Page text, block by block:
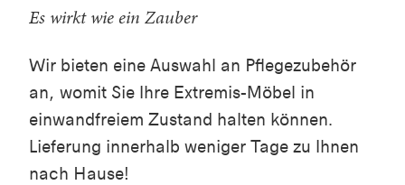
Es wirkt wie ein Zauber
Wir bieten eine Auswahl an Pflegezubehör
an, womit Sie Ihre Extremis-Möbel in
einwandfreiem Zustand halten können.
Lieferung innerhalb weniger Tage zu Ihnen
nach Hause!